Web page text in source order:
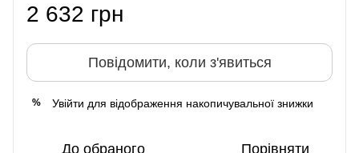
2 632 грн
Повідомити, коли з'явиться
% Увійти для відображення накопичувальної знижки
До обраного Порівняти